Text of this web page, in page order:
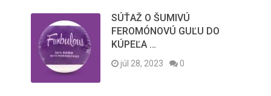
SÚŤAŽ O ŠUMIVÚ
FEROMÓNOVÚ GUĽU DO
KÚPEĽA …
júl 28, 2023 0